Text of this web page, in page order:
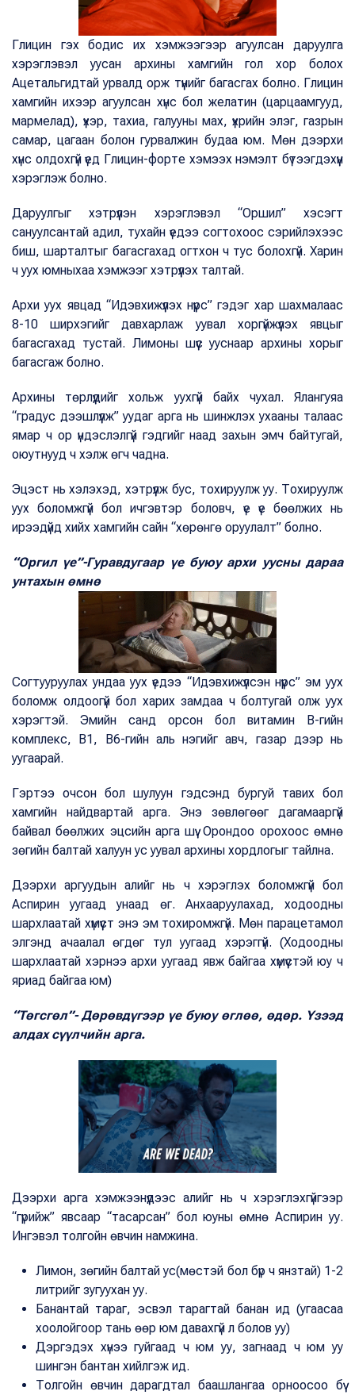
Глицин гэх бодис их хэмжээгээр агуулсан даруулга
хэрэглэвэл уусан архины хамгийн гол хор болох
Ацетальгидтай урвалд орж түүнийг багасгах болно. Глицин
хамгийн ихээр агуулсан хүнс бол желатин (царцаамгууд,
мармелад), үхэр, тахиа, галууны мах, үхрийн элэг, газрын
самар, цагаан болон гурвалжин будаа юм. Мөн дээрхи
хүнс олдохгүй үед Глицин-форте хэмээх нэмэлт бүтээгдэхүүн
хэрэглэж болно.
Даруулгыг хэтрүүлэн хэрэглэвэл “Оршил” хэсэгт
сануулсантай адил, тухайн үедээ согтохоос сэрийлэхээс
биш, шарталтыг багасгахад огтхон ч тус болохгүй. Харин
ч уух юмныхаа хэмжээг хэтрүүлэх талтай.
Архи уух явцад “Идэвхижүүлэх нүүрс” гэдэг хар шахмалаас
8-10 ширхэгийг давхарлаж уувал хоргүйжүүлэх явцыг
багасгахад тустай. Лимоны шүүс ууснаар архины хорыг
багасгаж болно.
Архины төрлүүдийг хольж уухгүй байх чухал. Ялангуяа
“градус дээшлүүлж” уудаг арга нь шинжлэх ухааны талаас
ямар ч ор үндэслэлгүй гэдгийг наад захын эмч байтугай,
оюутнууд ч хэлж өгч чадна.
Эцэст нь хэлэхэд, хэтрүүлж бус, тохируулж уу. Тохируулж
уух боломжгүй бол ичгэвтэр боловч, үе үе бөөлжих нь
ирээдүйд хийх хамгийн сайн “хөрөнгө оруулалт” болно.
“Оргил үе”-Гуравдугаар үе буюу архи уусны дараа
унтахын өмнө
Согтууруулах ундаа уух үедээ “Идэвхижүүлсэн нүүрс” эм уух
боломж олдоогүй бол харих замдаа ч болтугай олж уух
хэрэгтэй. Эмийн санд орсон бол витамин B-гийн
комплекс, B1, B6-гийн аль нэгийг авч, газар дээр нь
уугаарай.
Гэртээ очсон бол шулуун гэдсэнд бургуй тавих бол
хамгийн найдвартай арга. Энэ зөвлөгөөг дагамааргүй
байвал бөөлжих эцсийн арга шүү. Орондоо орохоос өмнө
зөгийн балтай халуун ус уувал архины хордлогыг тайлна.
Дээрхи аргуудын алийг нь ч хэрэглэх боломжгүй бол
Аспирин уугаад унаад өг. Анхааруулахад, ходоодны
шархлаатай хүмүүст энэ эм тохиромжгүй. Мөн парацетамол
элгэнд ачаалал өгдөг тул уугаад хэрэггүй. (Ходоодны
шархлаатай хэрнээ архи уугаад явж байгаа хүмүүстэй юу ч
яриад байгаа юм)
“Төгсгөл”- Дөрөвдүгээр үе буюу өглөө, өдөр. Үзээд
алдах сүүлчийн арга.
Дээрхи арга хэмжээнүүдээс алийг нь ч хэрэглэхгүйгээр
“гүрийж” явсаар “тасарсан” бол юуны өмнө Аспирин уу.
Ингэвэл толгойн өвчин намжина.
Лимон, зөгийн балтай ус(мөстэй бол бүр ч янзтай) 1-2
литрийг зугуухан уу.
Банантай тараг, эсвэл тарагтай банан ид (угаасаа
хоолойгоор тань өөр юм давахгүй л болов уу)
Дэргэдэх хүнээ гуйгаад ч юм уу, загнаад ч юм уу
шингэн бантан хийлгэж ид.
Толгойн өвчин дарагдтал баашлангаа орноосоо бүү